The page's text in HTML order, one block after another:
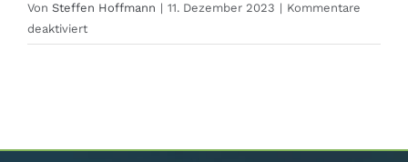
GV-SOLAS
Ausschüsse
Von Steffen Hoffmann | 11. Dezember 2023 | Kommentare
deaktiviertfür
VBIO